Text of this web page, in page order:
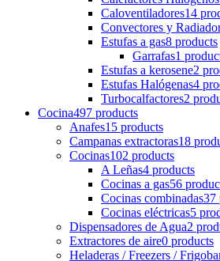
Caloventiladores14
Convectores y
Estufas a gas8 products
Garrafas1
Estufas a kerosene2
Estufas Halógenas4
Turbocalfactores2
Cocina497 products
Anafes15 products
Campanas extractoras18
Cocinas102 products
A Leñas4 products
Cocinas a gas56
Cocinas combinadas37
Cocinas eléctricas5
Dispensadores de Agua2
Extractores de aire0 products
Heladeras / Freezers /